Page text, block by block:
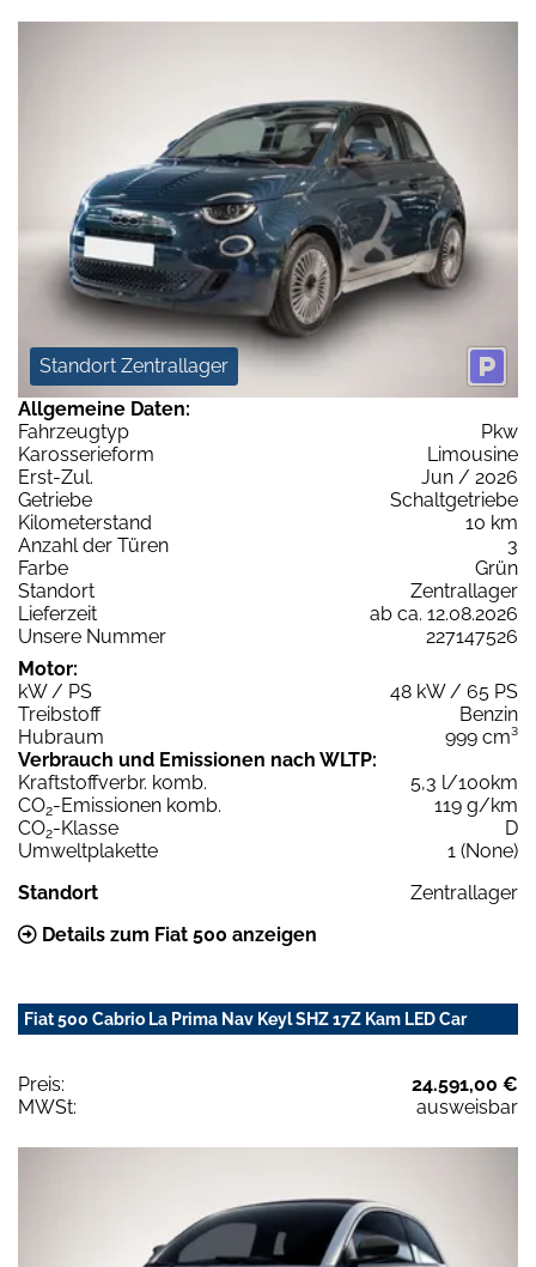
Standort Zentrallager
Allgemeine Daten:
Fahrzeugtyp
Pkw
Karosserieform
Limousine
Erst-Zul.
Jun / 2026
Getriebe
Schaltgetriebe
Kilometerstand
10 km
Anzahl der Türen
3
Farbe
Grün
Standort
Zentrallager
Lieferzeit
ab ca. 12.08.2026
Unsere Nummer
227147526
Motor:
kW / PS
48 kW / 65 PS
Treibstoff
Benzin
Hubraum
999 cm³
Verbrauch und Emissionen nach WLTP:
Kraftstoffverbr. komb.
5,3 l/100km
CO2-Emissionen komb.
119 g/km
CO2-Klasse
D
Umweltplakette
1 (None)
Standort
Zentrallager
Details zum Fiat 500 anzeigen
Fiat 500 Cabrio La Prima Nav Keyl SHZ 17Z Kam LED Car
Preis:
24.591,00 €
MWSt:
ausweisbar